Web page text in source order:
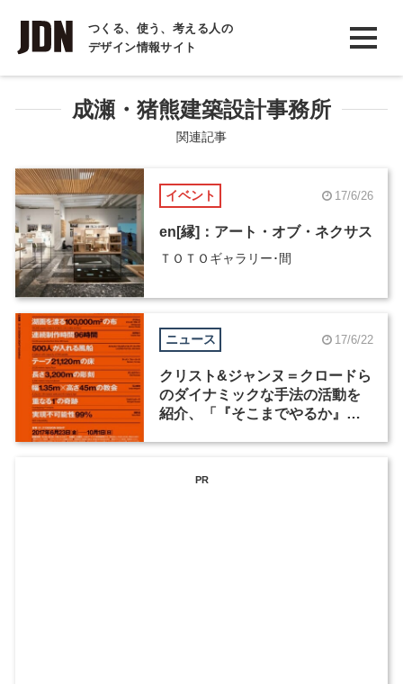
つくる、使う、考える人の
デザイン情報サイト
INTERVIEW
インタビュー
REPORT
COLUMN
コラム
成瀬・猪熊建築設計事務所
関連記事
イベント 17/6/26
en[縁]：アート・オブ・ネクサス
ＴＯＴＯギャラリー･間
ニュース 17/6/22
クリスト&ジャンヌ＝クロードら
のダイナミックな手法の活動を
紹介、「『そこまでやるか』壮
PR